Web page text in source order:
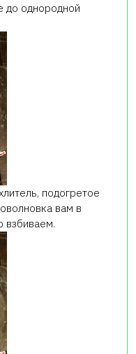
до однородной
подогретое
вам в
взбиваем.